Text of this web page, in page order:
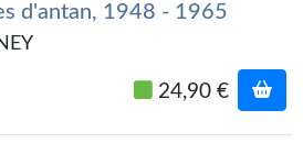
d'antan, 1948 - 1965
24,90 €